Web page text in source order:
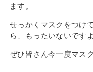
ます。
せっかくマスクをつけ
ら、もったいないです
ぜひ皆さん今一度マス